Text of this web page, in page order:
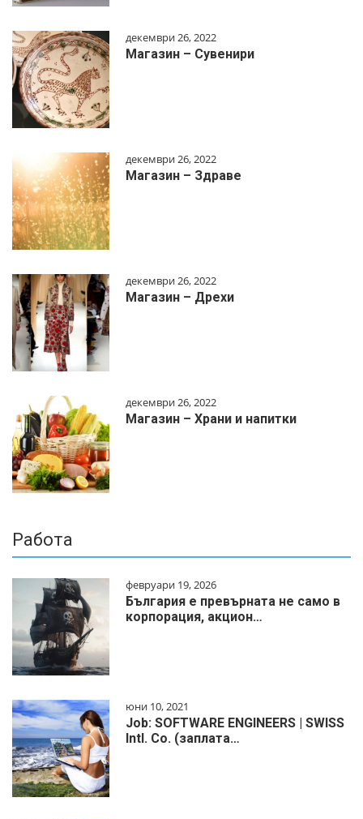
декември 26, 2022
Магазин – Сувенири
декември 26, 2022
Магазин – Здраве
декември 26, 2022
Магазин – Дрехи
декември 26, 2022
Магазин – Храни и напитки
Работа
февруари 19, 2026
България е превърната не само в
корпорация, акцион…
юни 10, 2021
Job: SOFTWARE ENGINEERS | SWISS
Intl. Co. (заплата…